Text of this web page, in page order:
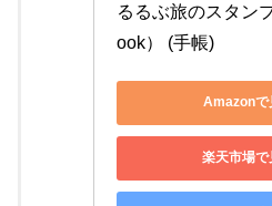
るるぶ旅のスタン
ook） (手帳)
Amazonで
楽天市場で